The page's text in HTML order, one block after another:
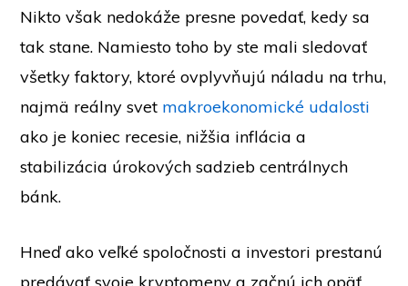
Nikto však nedokáže presne povedať, kedy sa
tak stane. Namiesto toho by ste mali sledovať
všetky faktory, ktoré ovplyvňujú náladu na trhu,
najmä reálny svet makroekonomické udalosti
ako je koniec recesie, nižšia inflácia a
stabilizácia úrokových sadzieb centrálnych
bánk.
Hneď ako veľké spoločnosti a investori prestanú